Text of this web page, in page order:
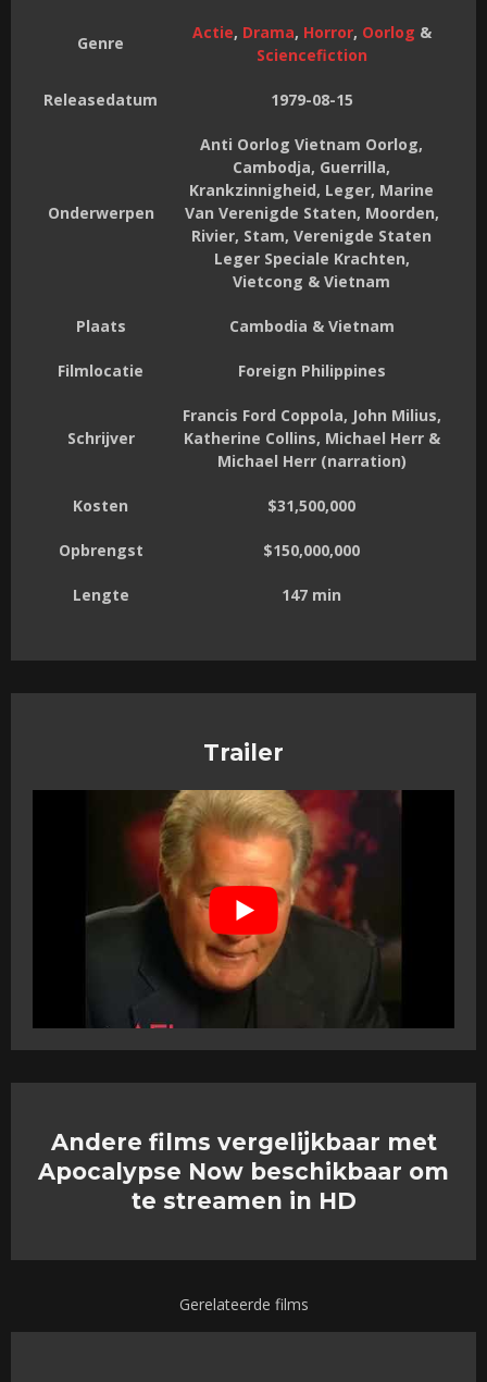
Genre
Actie, Drama, Horror, Oorlog &
Sciencefiction
Releasedatum 1979-08-15
Onderwerpen
Anti Oorlog Vietnam Oorlog,
Cambodja, Guerrilla,
Krankzinnigheid, Leger, Marine
Van Verenigde Staten, Moorden,
Rivier, Stam, Verenigde Staten
Leger Speciale Krachten,
Vietcong & Vietnam
Plaats Cambodia & Vietnam
Filmlocatie Foreign Philippines
Schrijver
Francis Ford Coppola, John Milius,
Katherine Collins, Michael Herr &
Michael Herr (narration)
Kosten $31,500,000
Opbrengst $150,000,000
Lengte 147 min
Trailer
Andere films vergelijkbaar met
Apocalypse Now beschikbaar om
te streamen in HD
Gerelateerde films